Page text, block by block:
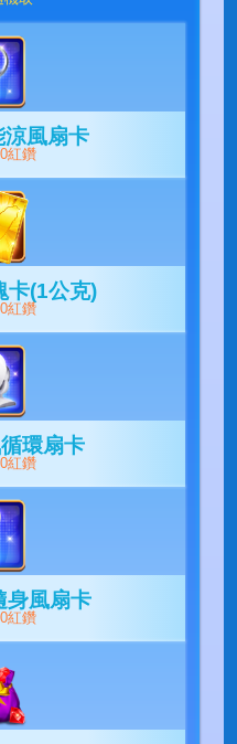
風扇卡
紅鑽
卡(1公克)
紅鑽
環扇卡
紅鑽
身風扇卡
紅鑽